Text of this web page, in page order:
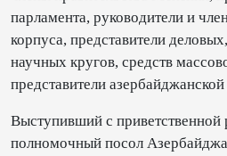
парламента, руководители и
корпуса, представители
научных кругов, средств
представители
Выступивший с
полномочный посол